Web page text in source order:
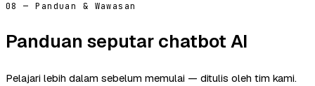
08 — Panduan & Wawasan
Panduan seputar chatbot AI
Pelajari lebih dalam sebelum memulai — ditulis oleh tim kami.